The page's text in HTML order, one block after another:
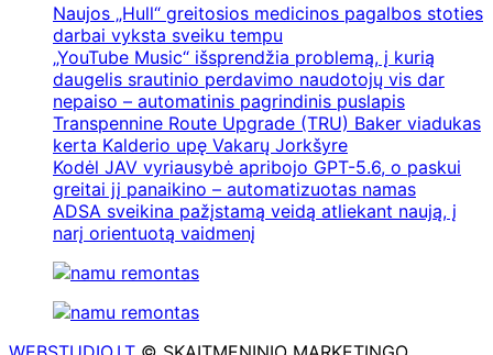
Naujos „Hull“ greitosios medicinos pagalbos stoties
darbai vyksta sveiku tempu
„YouTube Music“ išsprendžia problemą, į kurią
daugelis srautinio perdavimo naudotojų vis dar
nepaiso – automatinis pagrindinis puslapis
Transpennine Route Upgrade (TRU) Baker viadukas
kerta Kalderio upę Vakarų Jorkšyre
Kodėl JAV vyriausybė apribojo GPT-5.6, o paskui
greitai jį panaikino – automatizuotas namas
ADSA sveikina pažįstamą veidą atliekant naują, į
narį orientuotą vaidmenį